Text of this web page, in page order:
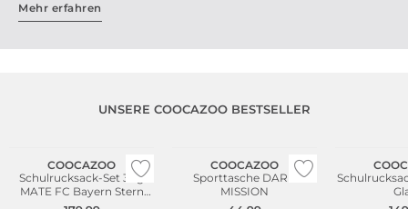
Mehr erfahren
UNSERE COOCAZOO BESTSELLER
COOCAZOO
Schulrucksack-Set 3tlg
MATE FC Bayern Stern
Des Südens
COOCAZOO
Sporttasche DARK
MISSION